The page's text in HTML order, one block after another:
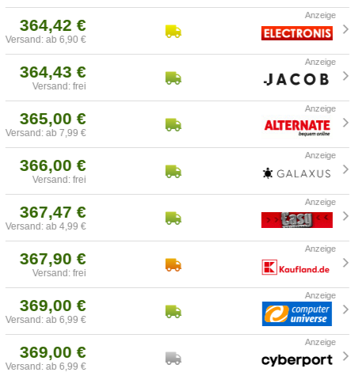
364,42 €
Versand: ab 6,90 €
364,43 €
Versand: frei
365,00 €
Versand: ab 7,99 €
366,00 €
Versand: frei
367,47 €
Versand: ab 4,99 €
367,90 €
Versand: frei
369,00 €
Versand: ab 6,99 €
369,00 €
Versand: ab 6,99 €